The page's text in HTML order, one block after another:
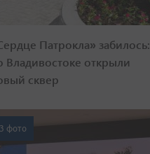
Патрокла» забилось:
Владивостоке открыли
сквер
фото